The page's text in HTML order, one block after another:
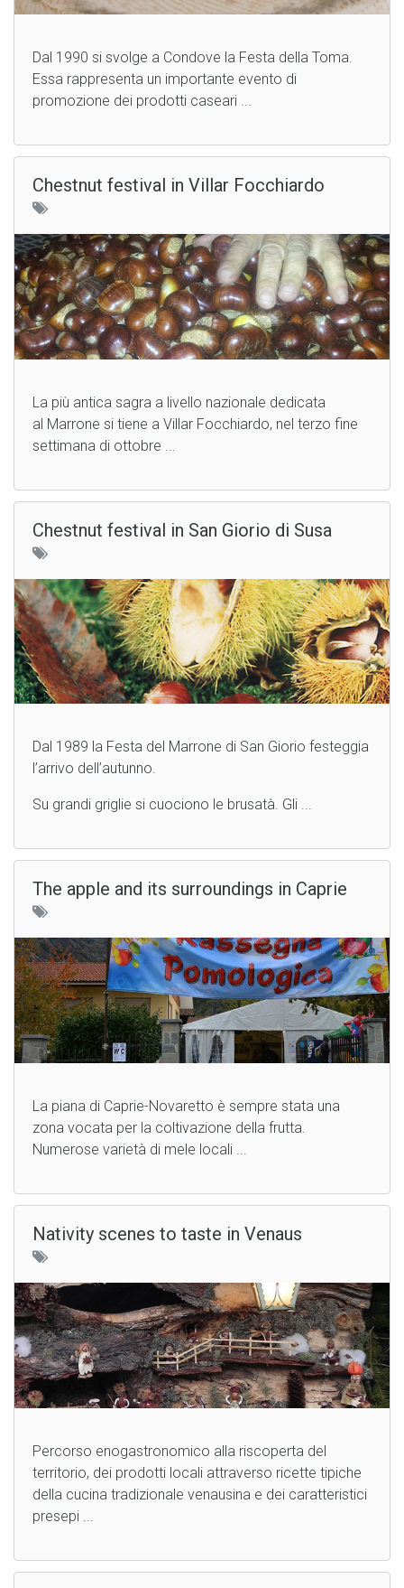
Dal 1990 si svolge a Condove la Festa della Toma.
Essa rappresenta un importante evento di
promozione dei prodotti caseari ...
Chestnut festival in Villar Focchiardo
La più antica sagra a livello nazionale dedicata
al Marrone si tiene a Villar Focchiardo, nel terzo fine
settimana di ottobre ...
Chestnut festival in San Giorio di Susa
Dal 1989 la Festa del Marrone di San Giorio festeggia
l’arrivo dell’autunno.
Su grandi griglie si cuociono le brusatà. Gli ...
The apple and its surroundings in Caprie
La piana di Caprie-Novaretto è sempre stata una
zona vocata per la coltivazione della frutta.
Numerose varietà di mele locali ...
Nativity scenes to taste in Venaus
Percorso enogastronomico alla riscoperta del
territorio, dei prodotti locali attraverso ricette tipiche
della cucina tradizionale venausina e dei caratteristici
presepi ...